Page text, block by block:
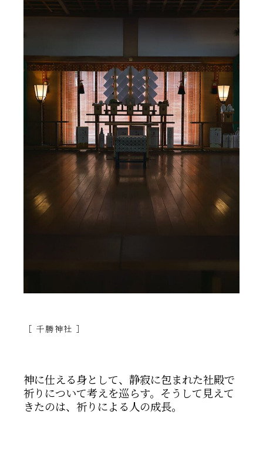
［ 千勝神社 ］
神に仕える身として、静寂に包まれた社殿で
祈りについて考えを巡らす。そうして見えて
きたのは、祈りによる人の成長。